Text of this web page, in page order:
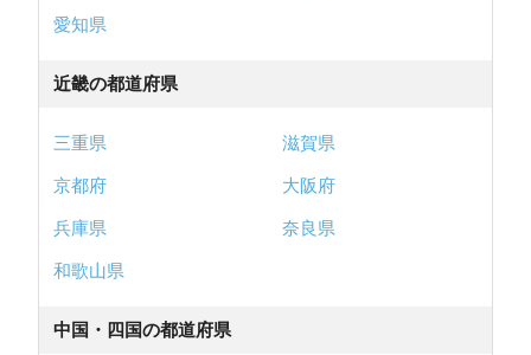
愛知県
近畿の都道府県
三重県
滋賀県
京都府
大阪府
兵庫県
奈良県
和歌山県
中国・四国の都道府県